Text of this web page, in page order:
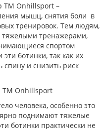
ТМ Onhillsport –
мышц, снятия боли в
тренировок. Тем людям,
тяжелыми тренажерами,
спортом
ботинки, так как их
спину и снизить риск
ТМ Onhillsport
человека, особенно это
поднимают тяжелые
ботинки практически не